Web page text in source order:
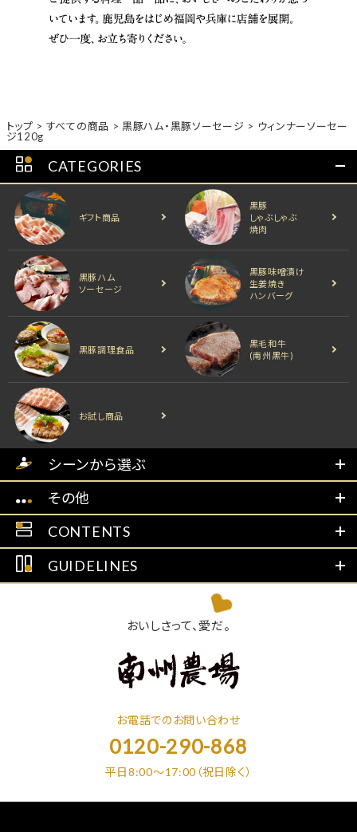
トップ すべての商品 黒豚ハム・黒豚ソーセージ
ウィンナーソーセー
ジ120g
CATEGORIES
ギフト商品
黒豚
しゃぶしゃぶ
焼肉
黒豚ハム
ソーセージ
黒豚味噌漬け
生姜焼き
ハンバーグ
黒豚調理食品
黒毛和牛
(南州黒牛)
お試し商品
シーンから選ぶ
その他
CONTENTS
GUIDELINES
おいしさって、愛だ。
お電話でのお問い合わせ
0120-290-868
平日8:00～17:00（祝日除く）